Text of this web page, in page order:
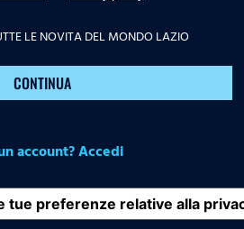
LE NOVITA DEL MONDO LAZIO
CONTINUA
account? Accedi
tue preferenze relative alla